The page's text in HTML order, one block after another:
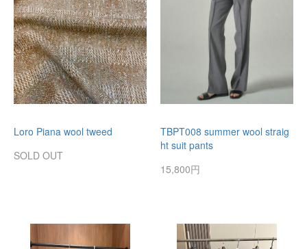
Loro Piana wool tweed
SOLD OUT
TBPT008 summer wool straig
ht suit pants
15,800円